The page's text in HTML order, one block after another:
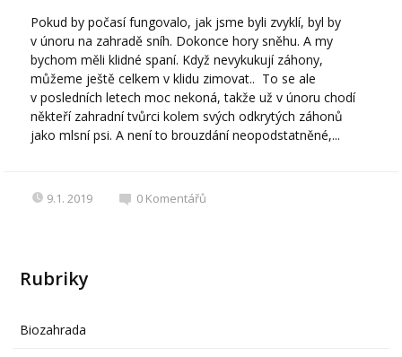
Pokud by počasí fungovalo, jak jsme byli zvyklí, byl by
v únoru na zahradě sníh. Dokonce hory sněhu. A my
bychom měli klidné spaní. Když nevykukují záhony,
můžeme ještě celkem v klidu zimovat.. To se ale
v posledních letech moc nekoná, takže už v únoru chodí
někteří zahradní tvůrci kolem svých odkrytých záhonů
jako mlsní psi. A není to brouzdání neopodstatněné,...
9.1. 2019 0 Komentářů
Rubriky
Biozahrada